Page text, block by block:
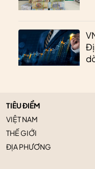
TIÊU ĐIỂM
VIỆT NAM
THẾ GIỚI
ĐỊA PHƯƠNG